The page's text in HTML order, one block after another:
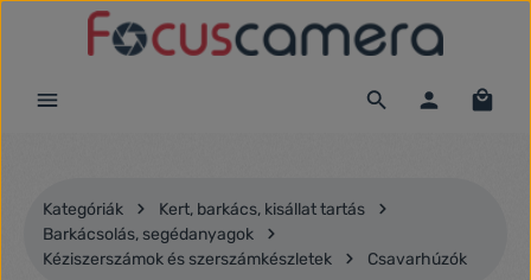
Ugrás a fő tartalomra
Kategóriák
Kert, barkács, kisállat tartás
Barkácsolás, segédanyagok
Kéziszerszámok és szerszámkészletek
Csavarhúzók